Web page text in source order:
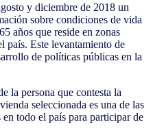
y diciembre de 2018 un
sobre condiciones de vida
años que reside en zonas
país. Este levantamiento de
de políticas públicas en la
la persona que contesta la
seleccionada es una de las
todo el país para participar de